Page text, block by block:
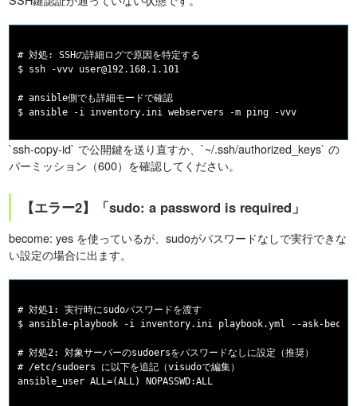
# 対処: SSHの詳細ログで原因を特定する
$ ssh -vvv user@192.168.1.101
# ansible側でも詳細モードで確認
`ssh-copy-id` で公開鍵を送り直すか、`~/.ssh/authorized_keys` の
パーミッション（600）を確認してください。
【エラー2】「sudo: a password is required」
become: yes を使っているが、sudoがパスワードなしで実行できな
い設定の場合に出ます。
# 対処1: 実行時にsudoパスワードを渡す
$ ansible-playbook -i inventory.ini playbook.yml --ask-
# 対処2: 対象サーバーのsudoersをパスワードなしに設定（推奨）
# /etc/sudoers に以下を追記（visudoで編集）